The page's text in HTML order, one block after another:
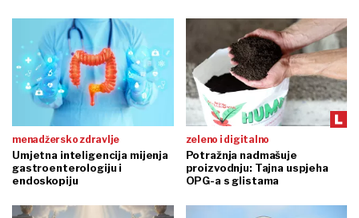
menadžersko zdravlje
Umjetna inteligencija mijenja
gastroenterologiju i
endoskopiju
zeleno i digitalno
Potražnja nadmašuje
proizvodnju: Tajna uspjeha
OPG-a s glistama